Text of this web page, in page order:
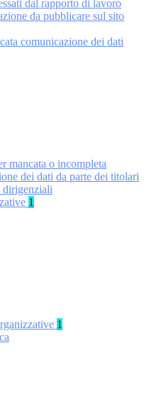
dal rapporto di lavoro
da pubblicare sul sito
comunicazione dei dati
mancata o incompleta
dei dati da parte dei titolari
1
1